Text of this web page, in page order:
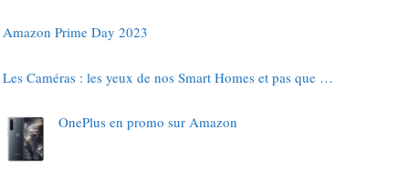
Amazon Prime Day 2023
Les Caméras : les yeux de nos Smart Homes et pas que …
OnePlus en promo sur Amazon